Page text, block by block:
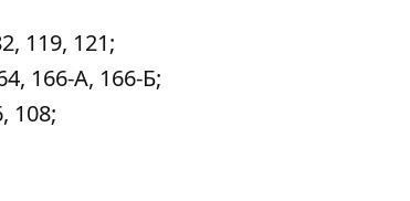
119, 121;
166-А, 166-Б;
108;